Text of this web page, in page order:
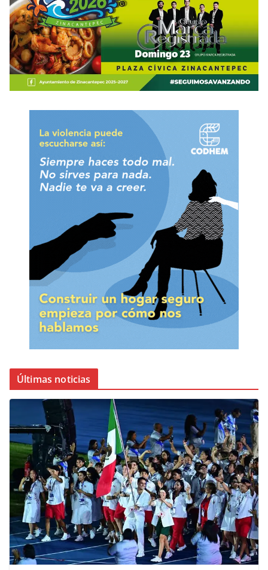
Últimas noticias